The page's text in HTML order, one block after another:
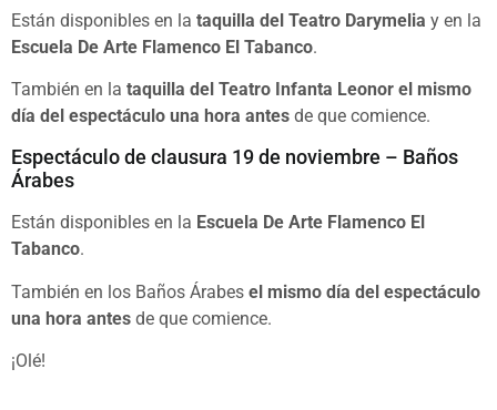
Están disponibles en la taquilla del Teatro Darymelia y en la
Escuela De Arte Flamenco El Tabanco.
También en la taquilla del Teatro Infanta Leonor el mismo
día del espectáculo una hora antes de que comience.
Espectáculo de clausura 19 de noviembre – Baños
Árabes
Están disponibles en la Escuela De Arte Flamenco El
Tabanco.
También en los Baños Árabes el mismo día del espectáculo
una hora antes de que comience.
¡Olé!